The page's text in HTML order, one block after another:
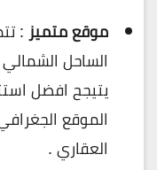
موقع متميز:
الساحل
يتيجح افضل
الموقع
العقاري .